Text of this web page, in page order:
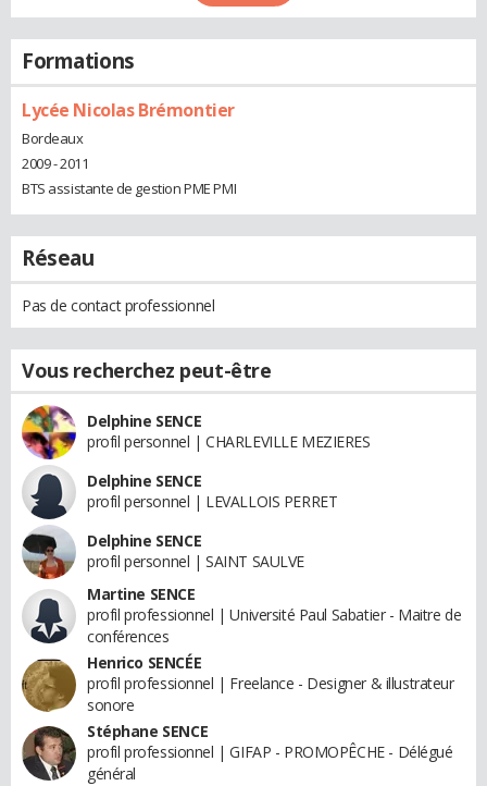
Formations
Lycée Nicolas Brémontier
Bordeaux
2009 - 2011
BTS assistante de gestion PME PMI
Réseau
Pas de contact professionnel
Vous recherchez peut-être
Delphine SENCE
profil personnel | CHARLEVILLE MEZIERES
Delphine SENCE
profil personnel | LEVALLOIS PERRET
Delphine SENCE
profil personnel | SAINT SAULVE
Martine SENCE
profil professionnel | Université Paul Sabatier - Maitre de
conférences
Henrico SENCÉE
profil professionnel | Freelance - Designer & illustrateur
sonore
Stéphane SENCE
profil professionnel | GIFAP - PROMOPÊCHE - Délégué
général